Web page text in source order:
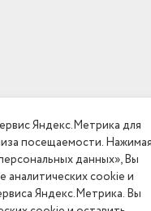
Яндекс.Метрика для
посещаемости. Нажимая
данных», Вы
аналитических cookie и
Яндекс.Метрика. Вы